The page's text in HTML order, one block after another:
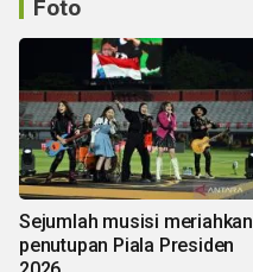
Foto
Sejumlah musisi meriahkan
penutupan Piala Presiden